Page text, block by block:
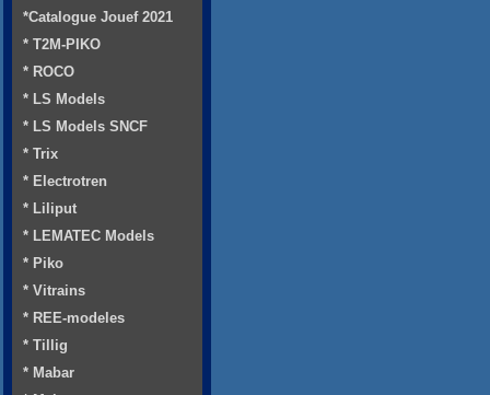
*Catalogue Jouef 2021
* T2M-PIKO
* ROCO
* LS Models
* LS Models SNCF
* Trix
* Electrotren
* Liliput
* LEMATEC Models
* Piko
* Vitrains
* REE-modeles
* Tillig
* Mabar